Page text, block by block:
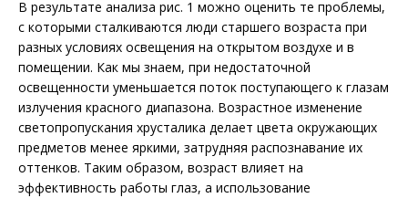
В результате анализа рис. 1 можно оценить те проблемы,
с которыми сталкиваются люди старшего возраста при
разных условиях освещения на открытом воздухе и в
помещении. Как мы знаем, при недостаточной
освещенности уменьшается поток поступающего к глазам
излучения красного диапазона. Возрастное изменение
светопропускания хрусталика делает цвета окружающих
предметов менее яркими, затрудняя распознавание их
оттенков. Таким образом, возраст влияет на
эффективность работы глаз, а использование